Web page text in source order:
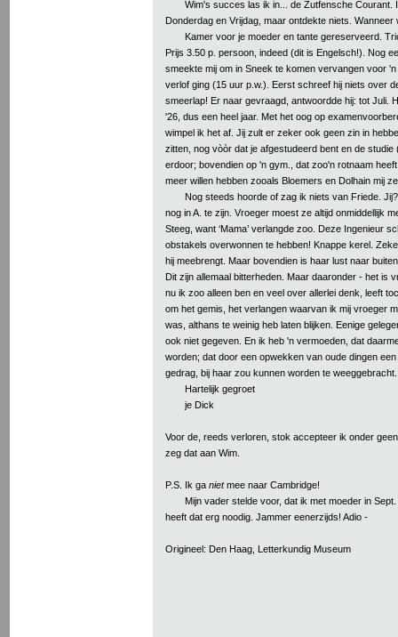
Wim's succes las ik in... de Zutfensche Courant.
Donderdag en Vrijdag, maar ontdekte niets. Wanneer
Kamer voor je moeder en tante gereserveerd.
Prijs 3.50 p. persoon, indeed (dit is Engelsch!). Nog
smeekte mij om in Sneek te komen vervangen voor
verlof ging (15 uur p.w.). Eerst schreef hij niets over
smeerlap! Er naar gevraagd, antwoordde hij: tot Juli.
'26, dus een heel jaar. Met het oog op
wimpel ik het af. Jij zult er zeker ook geen zin in
zitten, nog vòòr dat je afgestudeerd bent en de
erdoor; bovendien op 'n gym., dat zoo'n rotnaam
meer willen hebben zooals Bloemers en Dolhain mij
Nog steeds hoorde of zag ik niets van Friede.
nog in A. te zijn. Vroeger moest ze altijd onmiddellijk
Steeg, want ‘Mama’ verlangde zoo. Deze Ingenieur
obstakels overwonnen te hebben! Knappe kerel.
hij meebrengt. Maar bovendien is haar lust naar
Dit zijn allemaal bitterheden. Maar daaronder - het is
nu ik zoo alleen ben en veel over allerlei denk, leeft
om het gemis, het verlangen waarvan ik mij vroeger
was, althans te weinig heb laten blijken. Eenige
ook niet gegeven. En ik heb 'n vermoeden, dat
worden; dat door een opwekken van oude dingen
gedrag, bij haar zou kunnen worden te weeggebracht.
Hartelijk gegroet
je Dick
Voor de, reeds verloren, stok accepteer ik onder
zeg dat aan Wim.
P.S. Ik ga nietmee naar Cambridge!
Mijn vader stelde voor, dat ik met moeder in
heeft dat erg noodig. Jammer eenerzijds! Adio -
Origineel: Den Haag, Letterkundig Museum